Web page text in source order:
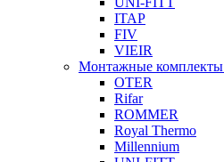
ITAP
FIV
VIEIR
Монтажные комплекты
OTER
Rifar
ROMMER
Royal Thermo
Millennium